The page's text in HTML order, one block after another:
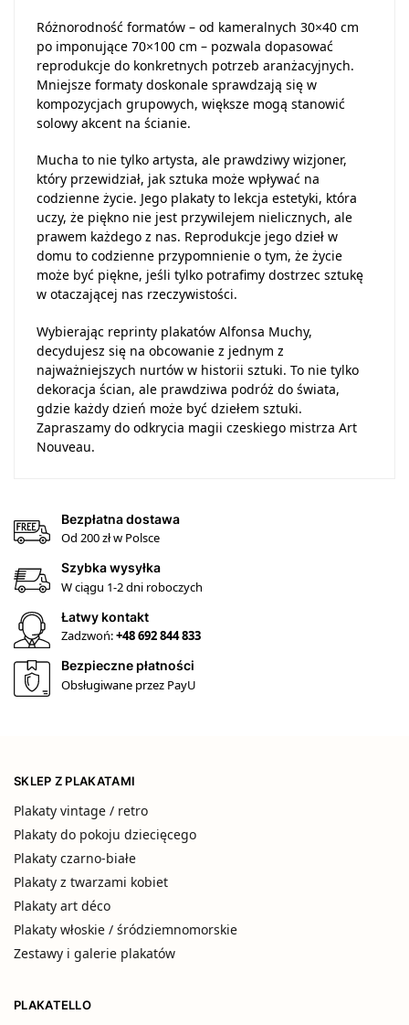
Różnorodność formatów – od kameralnych 30×40 cm
po imponujące 70×100 cm – pozwala dopasować
reprodukcje do konkretnych potrzeb aranżacyjnych.
Mniejsze formaty doskonale sprawdzają się w
kompozycjach grupowych, większe mogą stanowić
solowy akcent na ścianie.
Mucha to nie tylko artysta, ale prawdziwy wizjoner,
który przewidział, jak sztuka może wpływać na
codzienne życie. Jego plakaty to lekcja estetyki, która
uczy, że piękno nie jest przywilejem nielicznych, ale
prawem każdego z nas. Reprodukcje jego dzieł w
domu to codzienne przypomnienie o tym, że życie
może być piękne, jeśli tylko potrafimy dostrzec sztukę
w otaczającej nas rzeczywistości.
Wybierając reprinty plakatów Alfonsa Muchy,
decydujesz się na obcowanie z jednym z
najważniejszych nurtów w historii sztuki. To nie tylko
dekoracja ścian, ale prawdziwa podróż do świata,
gdzie każdy dzień może być dziełem sztuki.
Zapraszamy do odkrycia magii czeskiego mistrza Art
Nouveau.
Bezpłatna dostawa
Od 200 zł w Polsce
Szybka wysyłka
W ciągu 1-2 dni roboczych
Łatwy kontakt
Zadzwoń:+48 692 844 833
Bezpieczne płatności
Obsługiwane przez PayU
SKLEP Z PLAKATAMI
Plakaty vintage / retro
Plakaty do pokoju dziecięcego
Plakaty czarno-białe
Plakaty z twarzami kobiet
Plakaty art déco
Plakaty włoskie / śródziemnomorskie
Zestawy i galerie plakatów
PLAKATELLO